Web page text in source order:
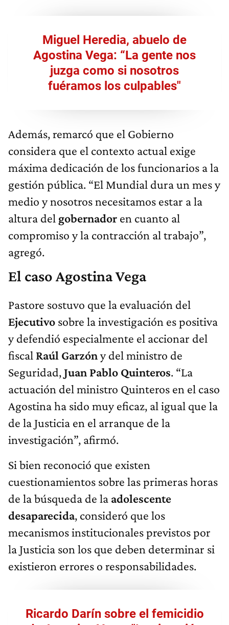
Miguel Heredia, abuelo de
Agostina Vega: “La gente nos
juzga como si nosotros
fuéramos los culpables"
Además, remarcó que el Gobierno
considera que el contexto actual exige
máxima dedicación de los funcionarios a la
gestión pública. “El Mundial dura un mes y
medio y nosotros necesitamos estar a la
altura del gobernador en cuanto al
compromiso y la contracción al trabajo”,
agregó.
El caso Agostina Vega
Pastore sostuvo que la evaluación del
Ejecutivo sobre la investigación es positiva
y defendió especialmente el accionar del
fiscal Raúl Garzóny del ministro de
Seguridad,Juan Pablo Quinteros. “La
actuación del ministro Quinteros en el caso
Agostina ha sido muy eficaz, al igual que la
de la Justicia en el arranque de la
investigación”, afirmó.
Si bien reconoció que existen
cuestionamientos sobre las primeras horas
de la búsqueda de la adolescente
desaparecida, consideró que los
mecanismos institucionales previstos por
la Justicia son los que deben determinar si
existieron errores o responsabilidades.
Ricardo Darín sobre el femicidio